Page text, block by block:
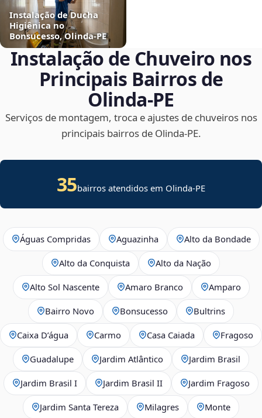
Instalação de Ducha
Higiênica no
Bonsucesso, Olinda‑PE
Instalação de Chuveiro nos
Principais Bairros de
Olinda‑PE
Serviços de montagem, troca e ajustes de chuveiros nos
principais bairros de Olinda‑PE.
35bairros atendidos em Olinda-PE
Águas Compridas Aguazinha Alto da Bondade
Alto da Conquista Alto da Nação
Alto Sol Nascente Amaro Branco Amparo
Bairro Novo Bonsucesso Bultrins
Caixa D’água Carmo Casa Caiada Fragoso
Guadalupe Jardim Atlântico Jardim Brasil
Jardim Brasil I Jardim Brasil II Jardim Fragoso
Jardim Santa Tereza Milagres Monte